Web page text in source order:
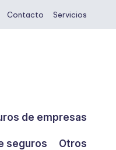
Contacto Servicios
de empresas
seguros Otros